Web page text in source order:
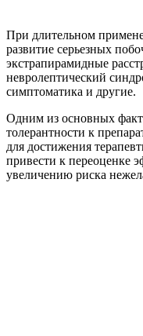
При длительном
развитие серьезных
экстрапирамидные
невролептический
симптоматика и другие.
Одним из основных
толерантности к
для достижения
привести к переоценке
увеличению риска